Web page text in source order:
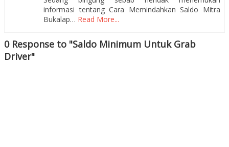
informasi tentang Cara Memindahkan Saldo Mitra
Bukalap… Read More...
0 Response to "Saldo Minimum Untuk Grab
Driver"